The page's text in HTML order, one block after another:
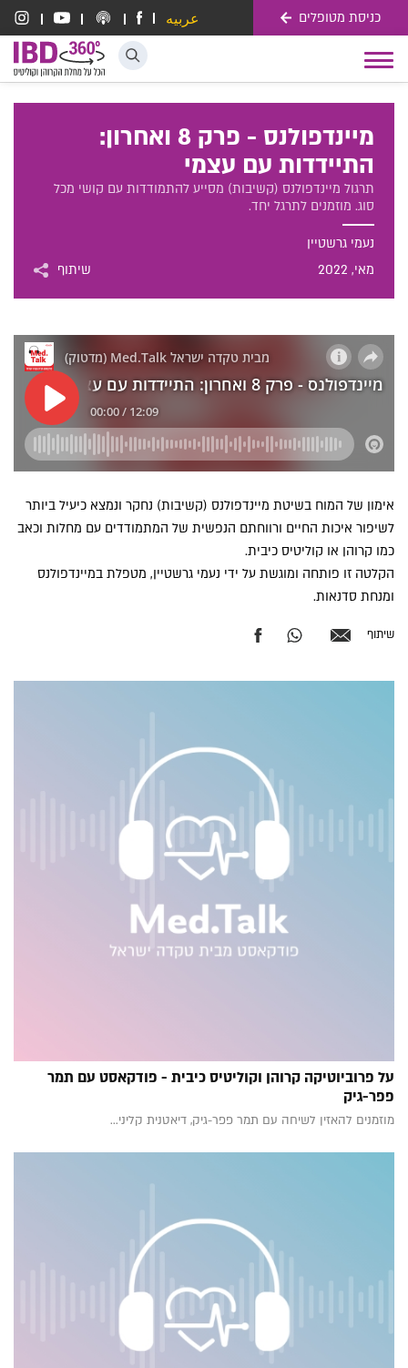
כניסת מטופלים
عربيه
דלג לתוכן
Toggle
navigation
מיינדפולנס - פרק 8 ואחרון:
התיידדות עם עצמי
תרגול מיינדפולנס (קשיבות) מסייע להתמודדות עם קושי מכל
סוג. מוזמנים לתרגל יחד.
נעמי גרשטיין
מאי, 2022 שיתוף
אימון של המוח בשיטת מיינדפולנס (קשיבות) נחקר ונמצא כיעיל ביותר
לשיפור איכות החיים ורווחתם הנפשית של המתמודדים עם מחלות וכאב
כמו קרוהן או קוליטיס כיבית.
הקלטה זו פותחה ומוגשת על ידי נעמי גרשטיין, מטפלת במיינדפולנס
ומנחת סדנאות.
שיתוף
על פרוביוטיקה קרוהן וקוליטיס כיבית - פודקאסט עם תמר
פפר-גיק
מוזמנים להאזין לשיחה עם תמר פפר-גיק, דיאטנית קליני...